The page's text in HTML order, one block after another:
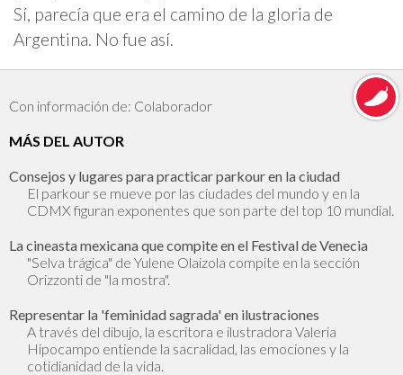
Sí, parecía que era el camino de la gloria de
Argentina. No fue así.
Con información de: Colaborador
MÁS DEL AUTOR
Consejos y lugares para practicar parkour en la ciudad
El parkour se mueve por las ciudades del mundo y en la
CDMX figuran exponentes que son parte del top 10 mundial.
La cineasta mexicana que compite en el Festival de Venecia
"Selva trágica" de Yulene Olaizola compite en la sección
Orizzonti de "la mostra".
Representar la 'feminidad sagrada' en ilustraciones
A través del dibujo, la escritora e ilustradora Valeria
Hipocampo entiende la sacralidad, las emociones y la
cotidianidad de la vida.